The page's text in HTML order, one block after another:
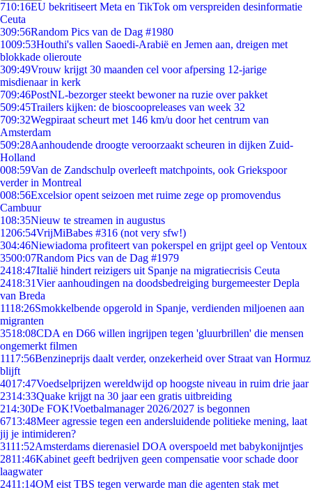
710:16EU bekritiseert Meta en TikTok om verspreiden desinformatie
Ceuta
309:56Random Pics van de Dag #1980
1009:53Houthi's vallen Saoedi-Arabië en Jemen aan, dreigen met
blokkade olieroute
309:49Vrouw krijgt 30 maanden cel voor afpersing 12-jarige
misdienaar in kerk
709:46PostNL-bezorger steekt bewoner na ruzie over pakket
509:45Trailers kijken: de bioscoopreleases van week 32
709:32Wegpiraat scheurt met 146 km/u door het centrum van
Amsterdam
509:28Aanhoudende droogte veroorzaakt scheuren in dijken Zuid-
Holland
008:59Van de Zandschulp overleeft matchpoints, ook Griekspoor
verder in Montreal
008:56Excelsior opent seizoen met ruime zege op promovendus
Cambuur
108:35Nieuw te streamen in augustus
1206:54VrijMiBabes #316 (not very sfw!)
304:46Niewiadoma profiteert van pokerspel en grijpt geel op Ventoux
3500:07Random Pics van de Dag #1979
2418:47Italië hindert reizigers uit Spanje na migratiecrisis Ceuta
2418:31Vier aanhoudingen na doodsbedreiging burgemeester Depla
van Breda
1118:26Smokkelbende opgerold in Spanje, verdienden miljoenen aan
migranten
3518:08CDA en D66 willen ingrijpen tegen 'gluurbrillen' die mensen
ongemerkt filmen
1117:56Benzineprijs daalt verder, onzekerheid over Straat van Hormuz
blijft
4017:47Voedselprijzen wereldwijd op hoogste niveau in ruim drie jaar
2314:33Quake krijgt na 30 jaar een gratis uitbreiding
214:30De FOK!Voetbalmanager 2026/2027 is begonnen
6713:48Meer agressie tegen een andersluidende politieke mening, laat
jij je intimideren?
3111:52Amsterdams dierenasiel DOA overspoeld met babykonijntjes
2811:46Kabinet geeft bedrijven geen compensatie voor schade door
laagwater
2411:14OM eist TBS tegen verwarde man die agenten stak met